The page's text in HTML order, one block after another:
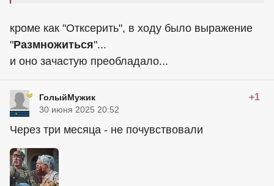
кроме как "Отксерить", в ходу было выражение
"Размножиться"...
и оно зачастую преобладало...
ГолыйМужик +1
30 июня 2025 20:52
Через три месяца - не почувствовали